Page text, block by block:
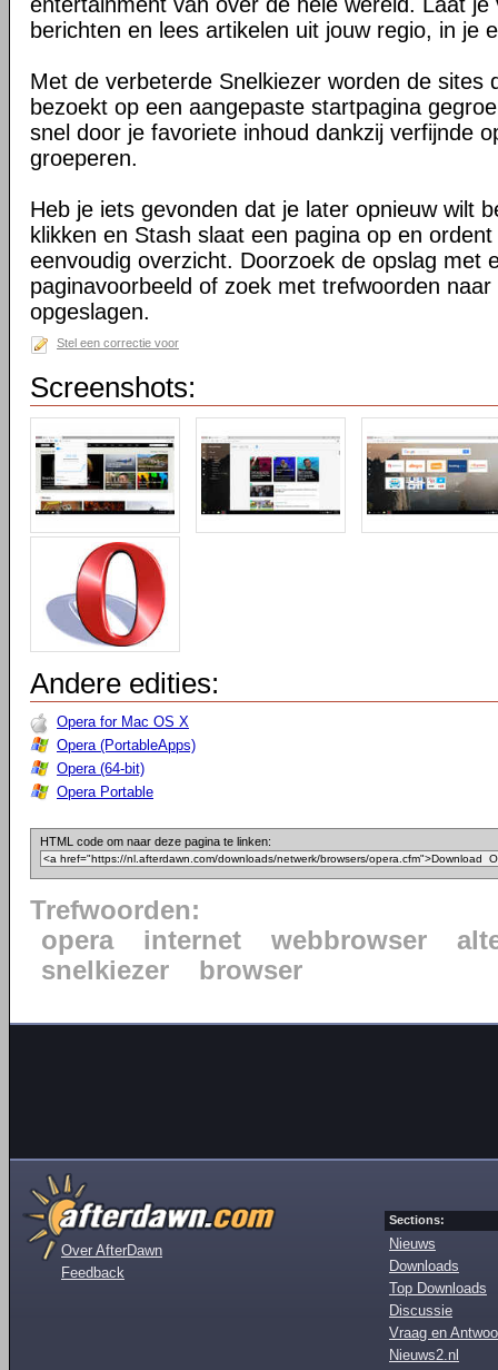
berichten en lees artikelen uit jouw regio, in je
Met de verbeterde Snelkiezer worden de sites
bezoekt op een aangepaste startpagina
snel door je favoriete inhoud dankzij verfijnde
groeperen.
Heb je iets gevonden dat je later opnieuw wilt
klikken en Stash slaat een pagina op en ordent
eenvoudig overzicht. Doorzoek de opslag met
paginavoorbeeld of zoek met trefwoorden
opgeslagen.
Stel een correctie voor
Screenshots:
Andere edities:
Opera for Mac OS X
Opera (PortableApps)
Opera (64-bit)
Opera Portable
HTML code om naar deze pagina te linken:
Trefwoorden:
opera
internet webbrowser
snelkiezer
browser
Over AfterDawn
Feedback
Sections:
Nieuws
Downloads
Top Downloads
Discussie
Vraag en
Nieuws2.nl